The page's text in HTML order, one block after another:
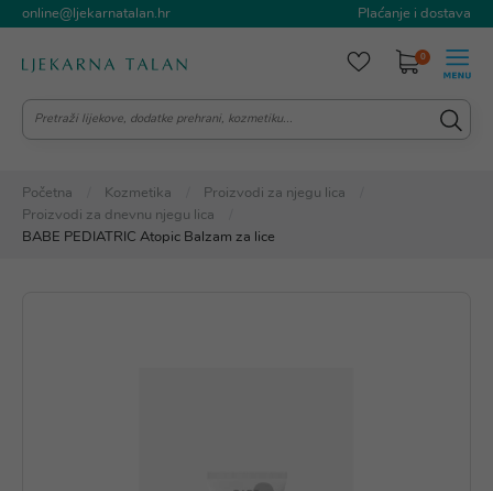
online@ljekarnatalan.hr Plaćanje i dostava
0
Početna Kozmetika
Proizvodi za njegu lica
Proizvodi za dnevnu njegu lica
BABE PEDIATRIC Atopic Balzam za lice